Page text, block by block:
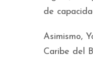
de
Asimismo,
Caribe del